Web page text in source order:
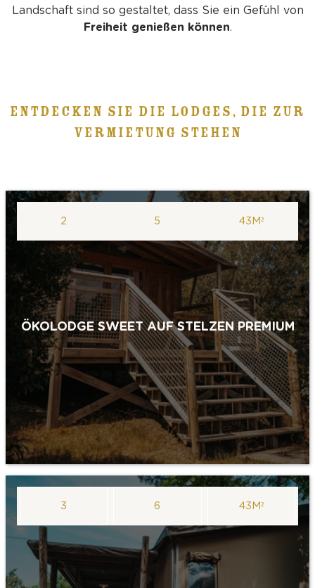
Landschaft sind so gestaltet, dass Sie ein Gefühl von
Freiheit genießen können.
ENTDECKEN SIE DIE LODGES, DIE ZUR
VERMIETUNG STEHEN
ÖKOLODGE SWEET AUF STELZEN PREMIUM
2 5 43M²
3 6 43M²